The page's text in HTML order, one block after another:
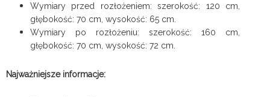
Wymiary przed rozłożeniem: szerokość: 120 cm,
głębokość: 70 cm, wysokość: 65 cm.
Wymiary po rozłożeniu: szerokość: 160 cm,
głębokość: 70 cm, wysokość: 72 cm.
Najważniejsze informacje: